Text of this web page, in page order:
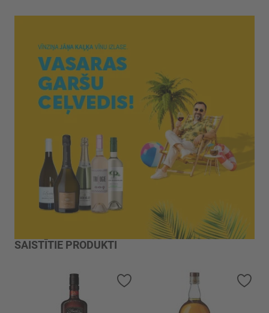
SAISTĪTIE PRODUKTI
Pievienot vēlmju sarakstam